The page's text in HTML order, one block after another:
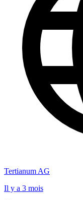
Tertianum AG
Il y a 3 mois